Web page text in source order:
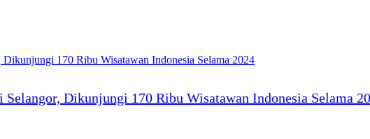
Selangor, Dikunjungi 170 Ribu Wisatawan Indonesia Selama